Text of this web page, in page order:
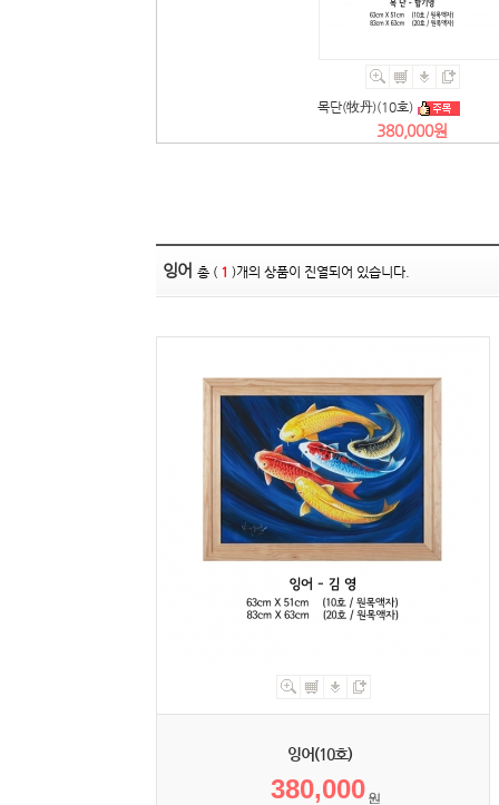
목단(牧丹)(10호)
380,000원
잉어 총 ( 1 )개의 상품이 진열되어 있습니다.
잉어(10호)
380,000